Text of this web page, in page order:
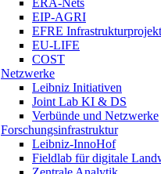
ERA-Nets
EIP-AGRI
EFRE
EU-LIFE
COST
Netzwerke
Leibniz Initiativen
Joint Lab KI & DS
Verbünde und Netzwerke
Forschungsinfrastruktur
Leibniz-InnoHof
Fieldlab für digitale